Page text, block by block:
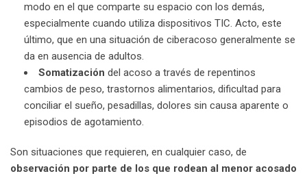
modo en el que comparte su espacio con los demás,
especialmente cuando utiliza dispositivos TIC. Acto, este
último, que en una situación de ciberacoso generalmente se
da en ausencia de adultos.
Somatización del acoso a través de repentinos
cambios de peso, trastornos alimentarios, dificultad para
conciliar el sueño, pesadillas, dolores sin causa aparente o
episodios de agotamiento.
Son situaciones que requieren, en cualquier caso, de
observación por parte de los que rodean al menor acosado